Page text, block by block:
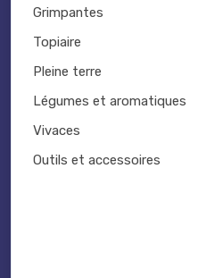
Grimpantes
Topiaire
Pleine terre
Légumes et aromatiques
Vivaces
Outils et accessoires